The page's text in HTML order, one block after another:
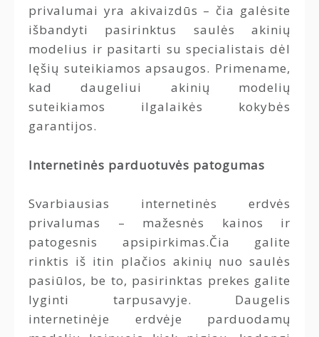
privalumai yra akivaizdūs – čia galėsite
išbandyti pasirinktus saulės akinių
modelius ir pasitarti su specialistais dėl
lęšių suteikiamos apsaugos. Primename,
kad daugeliui akinių modelių
suteikiamos ilgalaikės kokybės
garantijos.
Internetinės parduotuvės patogumas
Svarbiausias internetinės erdvės
privalumas – mažesnės kainos ir
patogesnis apsipirkimas.Čia galite
rinktis iš itin plačios akinių nuo saulės
pasiūlos, be to, pasirinktas prekes galite
lyginti tarpusavyje. Daugelis
internetinėje erdvėje parduodamų